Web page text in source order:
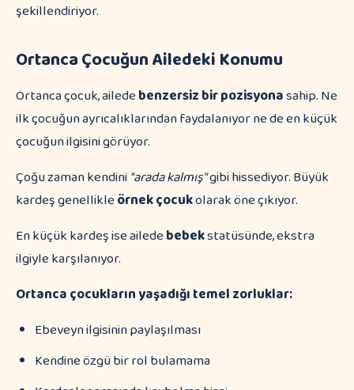
şekillendiriyor.
Ortanca Çocuğun Ailedeki Konumu
Ortanca çocuk, ailedebenzersiz bir pozisyonasahip. Ne
ilk çocuğun ayrıcalıklarından faydalanıyor ne de en küçük
çocuğun ilgisini görüyor.
Çoğu zaman kendini"arada kalmış"gibi hissediyor. Büyük
kardeş genellikleörnek çocukolarak öne çıkıyor.
En küçük kardeş ise ailedebebekstatüsünde, ekstra
ilgiyle karşılanıyor.
Ortanca çocukların yaşadığı temel zorluklar:
Ebeveyn ilgisinin paylaşılması
Kendine özgü bir rol bulamama